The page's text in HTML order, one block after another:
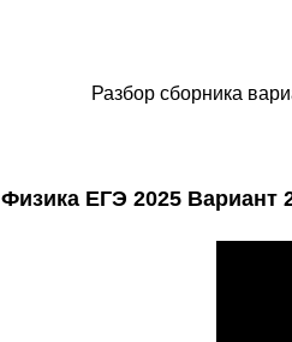
Разбор сборника
Физика ЕГЭ 2025 Вариант